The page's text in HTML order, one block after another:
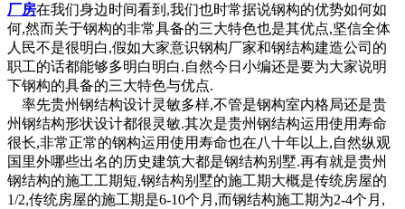
厂房在我们身边时间看到,我们也时常据说钢构的优势如何如
何,然而关于钢构的非常具备的三大特色也是其优点,坚信全体
人民不是很明白,假如大家意识钢构厂家和钢结构建造公司的
职工的话都能够多明白明白.自然今日小编还是要为大家说明
下钢构的具备的三大特色与优点.
率先贵州钢结构设计灵敏多样,不管是钢构室内格局还是贵
州钢结构形状设计都很灵敏.其次是贵州钢结构运用使用寿命
很长,非常正常的钢构运用使用寿命也在八十年以上,自然纵观
国里外哪些出名的历史建筑大都是钢结构别墅.再有就是贵州
钢结构的施工工期短,钢结构别墅的施工期大概是传统房屋的
1/2,传统房屋的施工期是6-10个月,而钢结构施工期为2-4个月,